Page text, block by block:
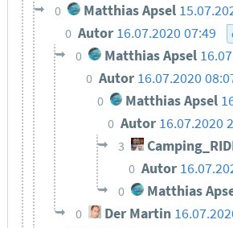
0 Matthias Apsel
0 Autor 16.07.2020 07:49
0 Matthias Apsel
0 Autor 16.07.2020
0 Matthias Apsel
0 Autor 16.07.2020
3
0 Autor
0 Matthias
0 Der Martin